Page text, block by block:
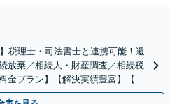
税理士・司法書士と連携可能！遺
放棄／相続人・財産調査／相続税
金プラン】【解決実績豊富】【電